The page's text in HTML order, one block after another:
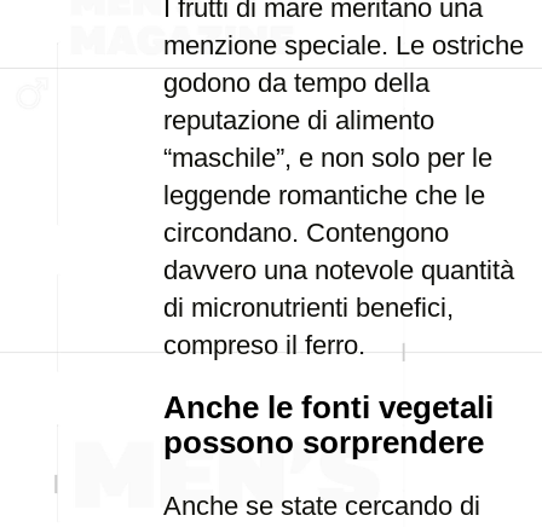
I frutti di mare meritano una
menzione speciale. Le ostriche
godono da tempo della
reputazione di alimento
“maschile”, e non solo per le
leggende romantiche che le
circondano. Contengono
davvero una notevole quantità
di micronutrienti benefici,
compreso il ferro.
Anche le fonti vegetali
possono sorprendere
Anche se state cercando di